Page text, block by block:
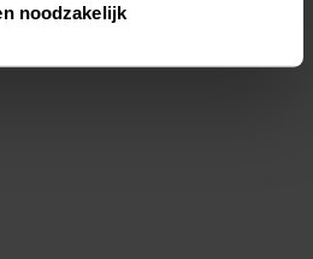
kun je ook zelf instellen welke
noodzakelijk